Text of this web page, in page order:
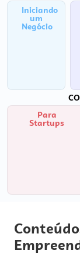
Iniciando
um
Negócio
Para
Startups